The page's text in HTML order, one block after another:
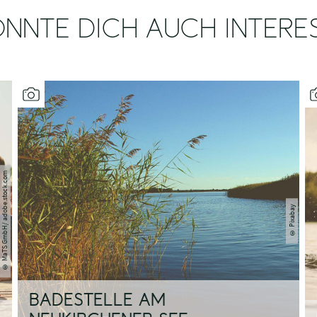
DICH AUCH
©
MaTS GmbH/ adobe.stock.com
BADESTELLE AM
©
Pixabay